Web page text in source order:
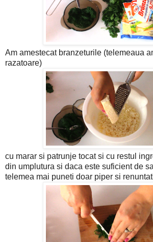
Am amestecat branzeturile (telemeaua
razatoare)
cu marar si patrunje tocat si cu restul
din umplutura si daca este suficient de
telemea mai puneti doar piper si